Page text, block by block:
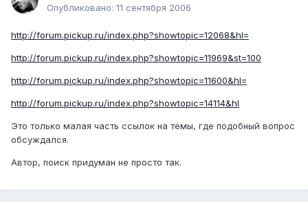
Опубликовано: 11 сентября 2006
http://forum.pickup.ru/index.php?showtopic=12068&hl=
http://forum.pickup.ru/index.php?showtopic=11969&st=100
http://forum.pickup.ru/index.php?showtopic=11600&hl=
http://forum.pickup.ru/index.php?showtopic=14114&hl
Это только малая часть ссылок на темы, где подобный вопрос
обсуждался.
Автор, поиск придуман не просто так.